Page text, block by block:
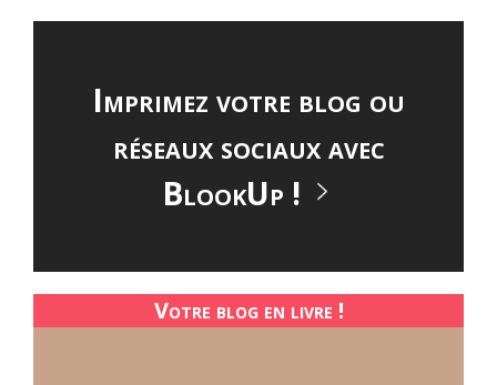
Imprimez votre blog ou
réseaux sociaux avec
BlookUp !
Votre blog en livre !